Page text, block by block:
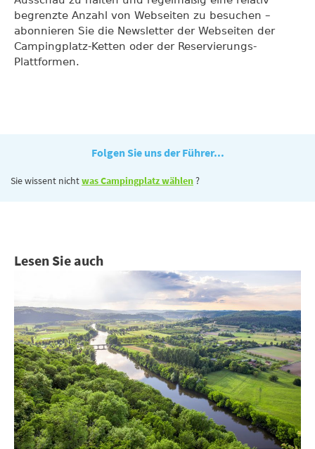
begrenzte Anzahl von Webseiten zu besuchen –
abonnieren Sie die Newsletter der Webseiten der
Campingplatz-Ketten oder der Reservierungs-
Plattformen.
Folgen Sie uns der Führer...
Sie wissent nichtwas Campingplatz wählen?
Lesen Sie auch